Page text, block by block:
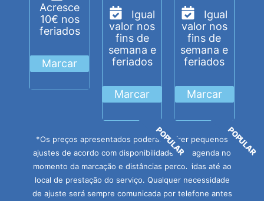
Acresce
10€ nos
feriados
Marcar
Igual
valor nos
fins de
semana e
feriados
Marcar
POPULAR
Igual
valor nos
fins de
semana e
feriados
Marcar
POPULAR
*Os preços apresentados poderão sofrer pequenos
ajustes de acordo com disponibilidades de agenda no
momento da marcação e distâncias percorridas até ao
local de prestação do serviço. Qualquer necessidade
de ajuste será sempre comunicada por telefone antes